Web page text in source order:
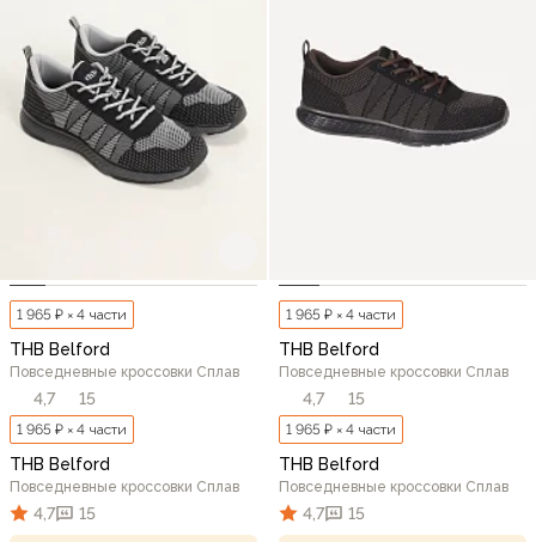
1 965 ₽ × 4 части
THB Belford
Повседневные кроссовки Сплав
4,7 15
1 965 ₽ × 4 части
THB Belford
Повседневные кроссовки Сплав
4,7 15
1 965 ₽ × 4 части
THB Belford
Повседневные кроссовки Сплав
4,7 15
1 965 ₽ × 4 части
THB Belford
Повседневные кроссовки Сплав
4,7 15